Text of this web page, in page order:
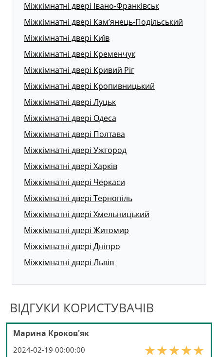
Міжкімнатні двері Івано-Франківськ
Міжкімнатні двері Кам’янець-Подільський
Міжкімнатні двері Київ
Міжкімнатні двері Кременчук
Міжкімнатні двері Кривий Ріг
Міжкімнатні двері Кропивницький
Міжкімнатні двері Луцьк
Міжкімнатні двері Одеса
Міжкімнатні двері Полтава
Міжкімнатні двері Ужгород
Міжкімнатні двері Харків
Міжкімнатні двері Черкаси
Міжкімнатні двері Тернопіль
Міжкімнатні двері Хмельницький
Міжкімнатні двері Житомир
Міжкімнатні двері Дніпро
Міжкімнатні двері Львів
ВІДГУКИ КОРИСТУВАЧІВ
Марина Кроков'як
2024-02-19 00:00:00